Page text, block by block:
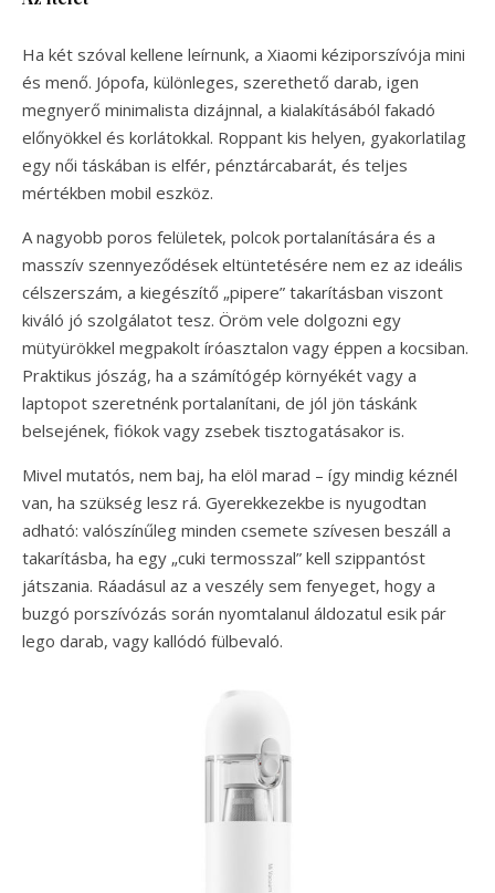
Ha két szóval kellene leírnunk, a Xiaomi kéziporszívója mini
és menő. Jópofa, különleges, szerethető darab, igen
megnyerő minimalista dizájnnal, a kialakításából fakadó
előnyökkel és korlátokkal. Roppant kis helyen, gyakorlatilag
egy női táskában is elfér, pénztárcabarát, és teljes
mértékben mobil eszköz.
A nagyobb poros felületek, polcok portalanítására és a
masszív szennyeződések eltüntetésére nem ez az ideális
célszerszám, a kiegészítő „pipere” takarításban viszont
kiváló jó szolgálatot tesz. Öröm vele dolgozni egy
mütyürökkel megpakolt íróasztalon vagy éppen a kocsiban.
Praktikus jószág, ha a számítógép környékét vagy a
laptopot szeretnénk portalanítani, de jól jön táskánk
belsejének, fiókok vagy zsebek tisztogatásakor is.
Mivel mutatós, nem baj, ha elöl marad – így mindig kéznél
van, ha szükség lesz rá. Gyerekkezekbe is nyugodtan
adható: valószínűleg minden csemete szívesen beszáll a
takarításba, ha egy „cuki termosszal” kell szippantóst
játszania. Ráadásul az a veszély sem fenyeget, hogy a
buzgó porszívózás során nyomtalanul áldozatul esik pár
lego darab, vagy kallódó fülbevaló.